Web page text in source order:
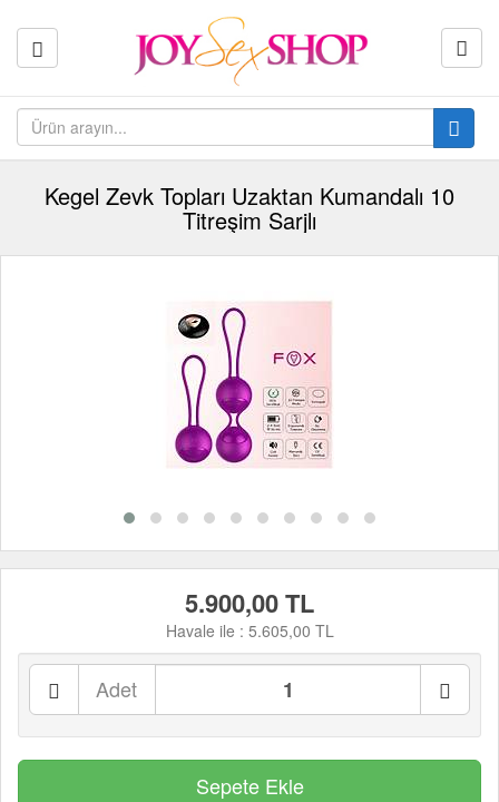
Kegel Zevk Topları Uzaktan Kumandalı 10
Titreşim Sarjlı
5.900,00 TL
Havale ile : 5.605,00 TL
Adet